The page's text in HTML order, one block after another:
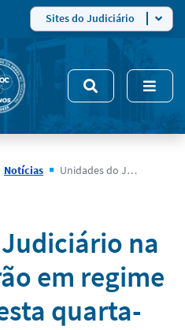
Sites do Judiciário
Notícias Unidades do Judiciário na Capital atuarão em regime de plantão nesta quarta-feira (20/5)
na
em regime
quarta-